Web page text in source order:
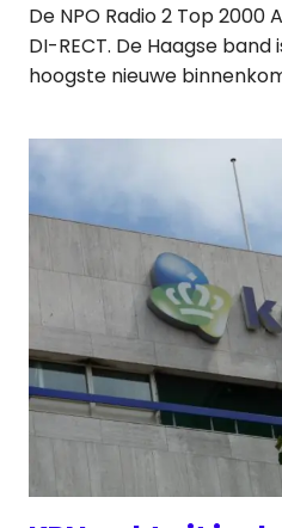
De NPO Radio 2 Top
DI-RECT. De Haagse
hoogste nieuwe